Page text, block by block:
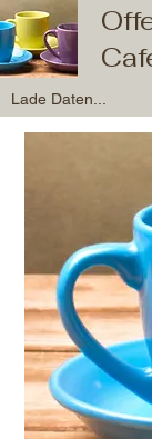
Lade Daten...